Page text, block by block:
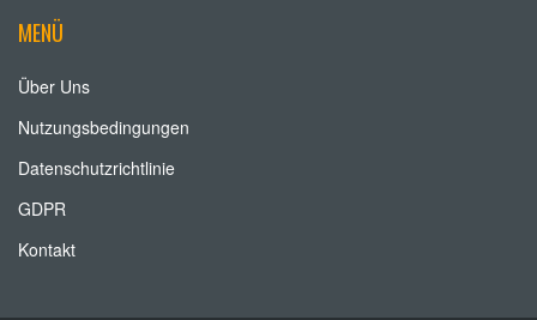
MENÜ
Über Uns
Nutzungsbedingungen
Datenschutzrichtlinie
GDPR
Kontakt